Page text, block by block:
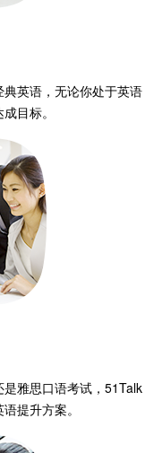
英语，无论你处于英语
目标。
雅思口语考试，51Talk
提升方案。